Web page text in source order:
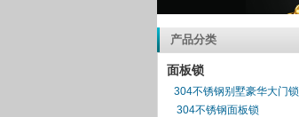
产品分类
面板锁
304不锈钢别墅豪华大门锁
304不锈钢面板锁